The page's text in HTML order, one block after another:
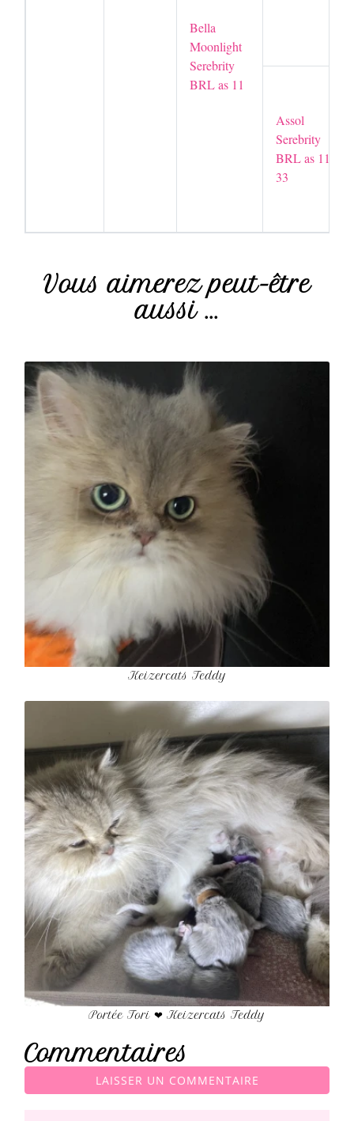
Bella
Moonlight
Serebrity
BRL as 11
Assol
Serebrity
BRL as 11
33
Vous aimerez peut-être
aussi ...
Keizercats Teddy
Portée Tori ❤ Keizercats Teddy
Commentaires
LAISSER UN COMMENTAIRE